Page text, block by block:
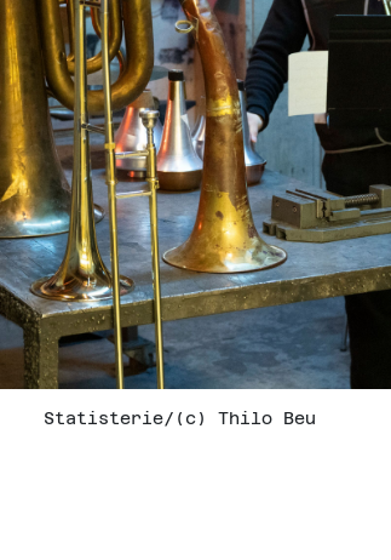
Statisterie/ (c) Thilo Beu